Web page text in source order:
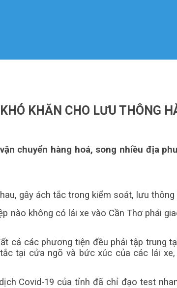
KHĂN CHO LƯU THÔNG
chuyển hàng hoá, song nhiều địa
gây ách tắc trong kiểm soát, lưu thông
nào không có lái xe vào Cần Thơ phải
cả các phương tiện đều phải tập trung
tại cửa ngõ và bức xúc của các lái
Covid-19 của tỉnh đã chỉ đạo test